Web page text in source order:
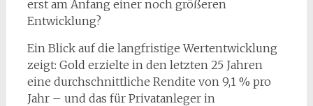
erst am Anfang einer noch größeren
Entwicklung?
Ein Blick auf die langfristige Wertentwicklung
zeigt: Gold erzielte in den letzten 25 Jahren
eine durchschnittliche Rendite von 9,1 % pro
Jahr – und das für Privatanleger in